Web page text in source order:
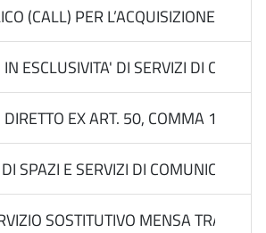
(CALL) PER L’ACQUISIZIONE DI
ESCLUSIVITA' DI SERVIZI DI
EX ART. 50, COMMA 1,
SPAZI E SERVIZI DI
SOSTITUTIVO MENSA TRAMITE